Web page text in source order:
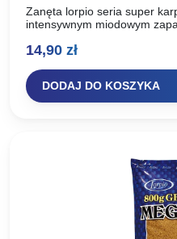
Zanęta lorpio seria super
intensywnym miodowym
sukcesów…
14,90 zł
DODAJ DO KOSZYKA